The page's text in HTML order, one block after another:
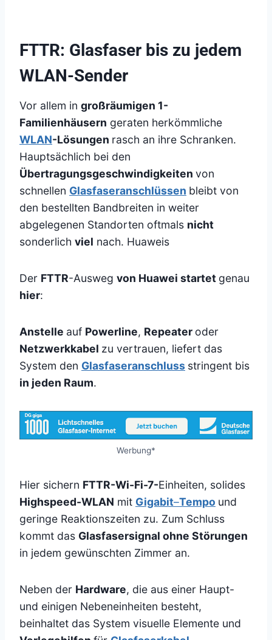
FTTR: Glasfaser bis zu jedem
WLAN-Sender
Vor allem in großräumigen 1-
Familienhäusern geraten herkömmliche
WLAN-Lösungen rasch an ihre Schranken.
Hauptsächlich bei den
Übertragungsgeschwindigkeiten von
schnellen Glasfaseranschlüssen bleibt von
den bestellten Bandbreiten in weiter
abgelegenen Standorten oftmals nicht
sonderlich viel nach. Huaweis
Der FTTR-Ausweg von Huawei startet genau
hier:
Anstelle auf Powerline, Repeater oder
Netzwerkkabel zu vertrauen, liefert das
System den Glasfaseranschluss stringent bis
in jeden Raum.
Werbung*
Hier sichern FTTR-Wi-Fi-7-Einheiten, solides
Highspeed-WLAN mit Gigabit–Tempo und
geringe Reaktionszeiten zu. Zum Schluss
kommt das Glasfasersignal ohne Störungen
in jedem gewünschten Zimmer an.
Neben der Hardware, die aus einer Haupt-
und einigen Nebeneinheiten besteht,
beinhaltet das System visuelle Elemente und